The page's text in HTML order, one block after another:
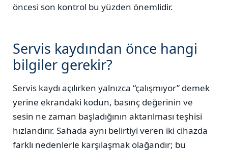
öncesi son kontrol bu yüzden önemlidir.
Servis kaydından önce hangi
bilgiler gerekir?
Servis kaydı açılırken yalnızca “çalışmıyor” demek
yerine ekrandaki kodun, basınç değerinin ve
sesin ne zaman başladığının aktarılması teşhisi
hızlandırır. Sahada aynı belirtiyi veren iki cihazda
farklı nedenlerle karşılaşmak olağandır; bu